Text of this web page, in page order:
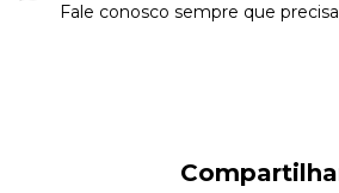
Fale conosco sempre que